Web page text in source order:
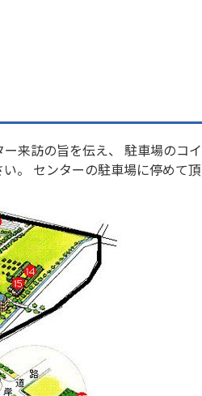
来訪の旨を伝え、 駐車場のコ
。 センターの駐車場に停めて頂